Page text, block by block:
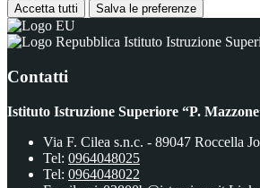
Accetta tutti Salva le preferenze
Istituto Istruzione
Contatti
Istituto Istruzione Superiore “P.
Via F. Cilea s.n.c. - 89047 Roccella
Tel: 0964048025
Tel: 0964048022